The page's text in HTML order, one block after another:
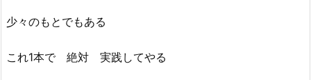
少々のもとでもある
これ1本で 絶対 実践してやる